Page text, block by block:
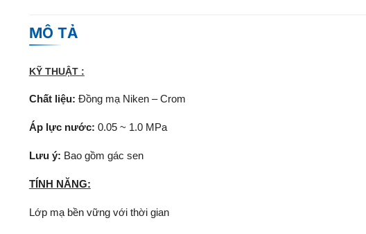
MÔ TẢ
KỸ THUẬT :
Chất liệu: Đồng mạ Niken – Crom
Áp lực nước: 0.05 ~ 1.0 MPa
Lưu ý: Bao gồm gác sen
TÍNH NĂNG:
Lớp mạ bền vững với thời gian